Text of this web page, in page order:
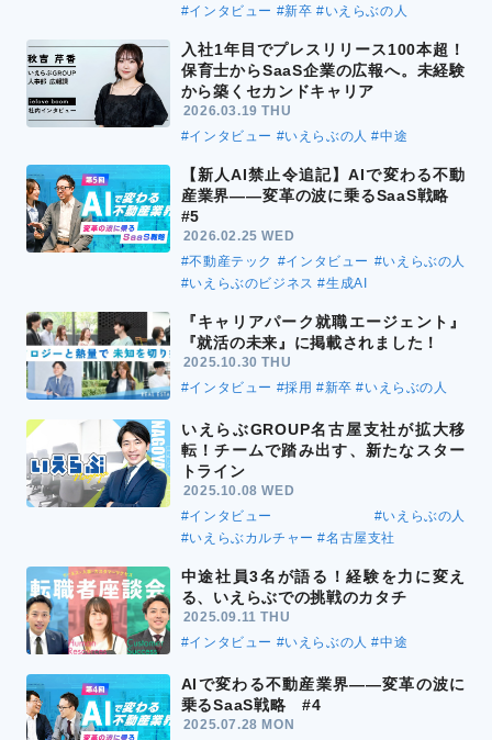
#インタビュー #新卒 #いえらぶの人
入社1年目でプレスリリース100本超！
保育士からSaaS企業の広報へ。未経験
から築くセカンドキャリア
2026.03.19 THU
#インタビュー #いえらぶの人 #中途
【新人AI禁止令追記】AIで変わる不動
産業界――変革の波に乗るSaaS戦略
#5
2026.02.25 WED
#不動産テック #インタビュー #いえらぶの人
#いえらぶのビジネス #生成AI
『キャリアパーク就職エージェント』
『就活の未来』に掲載されました！
2025.10.30 THU
#インタビュー #採用 #新卒 #いえらぶの人
いえらぶGROUP名古屋支社が拡大移
転！チームで踏み出す、新たなスター
トライン
2025.10.08 WED
#インタビュー
#いえらぶの人
#いえらぶカルチャー #名古屋支社
中途社員3名が語る！経験を力に変え
る、いえらぶでの挑戦のカタチ
2025.09.11 THU
#インタビュー #いえらぶの人 #中途
AIで変わる不動産業界――変革の波に
乗るSaaS戦略 #4
2025.07.28 MON